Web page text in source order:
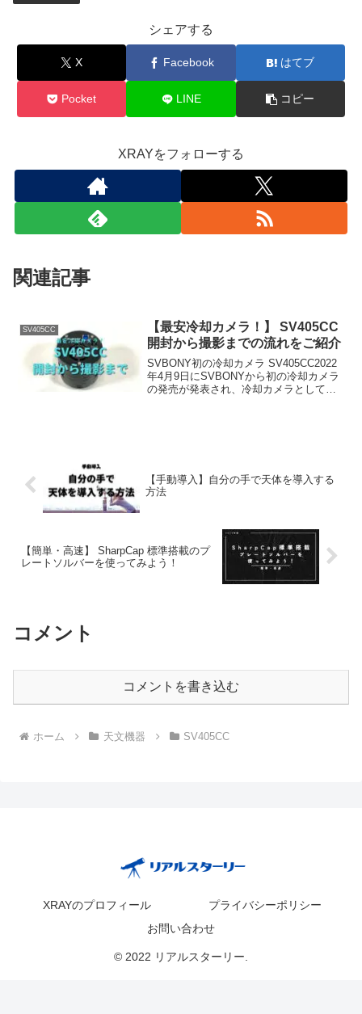
シェアする
X Facebook はてブ
Pocket LINE コピー
XRAYをフォローする
関連記事
SV405CC
【最安冷却カメラ！】 SV405CC
開封から撮影までの流れをご紹介
SVBONY初の冷却カメラ SV405CC2022
年4月9日にSVBONYから初の冷却カメラ
の発売が発表され、冷却カメラとしては
【手動導入】自分の手で天体を導入する
方法
【簡単・高速】 SharpCap 標準搭載のプ
レートソルバーを使ってみよう！
コメント
コメントを書き込む
ホーム 天文機器 SV405CC
XRAYのプロフィール
プライバシーポリシー
お問い合わせ
© 2022 リアルスターリー.